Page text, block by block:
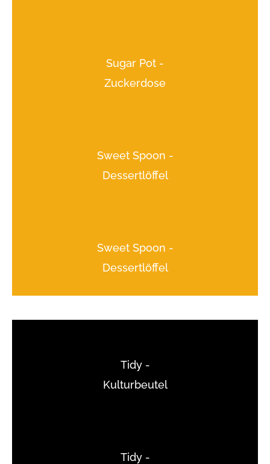
Sugar Pot -
Zuckerdose
Sweet Spoon -
Dessertlöffel
Sweet Spoon -
Dessertlöffel
Tidy -
Kulturbeutel
Tidy -